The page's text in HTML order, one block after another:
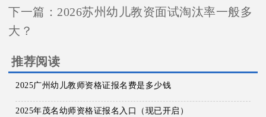
下一篇： 2026苏州幼儿教资面试淘汰率一般多
大？
推荐阅读
2025广州幼儿教师资格证报名费是多少钱
2025年茂名幼师资格证报名入口（现已开启）